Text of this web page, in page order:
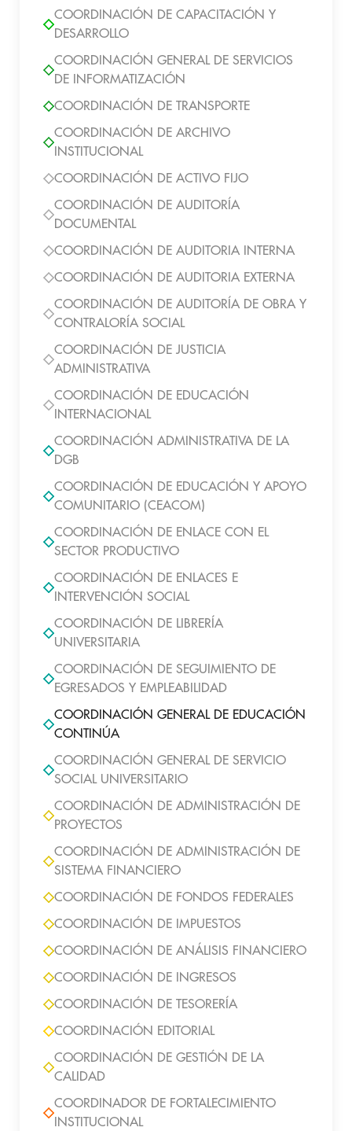
COORDINACIÓN DE CAPACITACIÓN Y
DESARROLLO
COORDINACIÓN GENERAL DE SERVICIOS
DE INFORMATIZACIÓN
COORDINACIÓN DE TRANSPORTE
COORDINACIÓN DE ARCHIVO
INSTITUCIONAL
COORDINACIÓN DE ACTIVO FIJO
COORDINACIÓN DE AUDITORÍA
DOCUMENTAL
COORDINACIÓN DE AUDITORIA INTERNA
COORDINACIÓN DE AUDITORIA EXTERNA
COORDINACIÓN DE AUDITORÍA DE OBRA Y
CONTRALORÍA SOCIAL
COORDINACIÓN DE JUSTICIA
ADMINISTRATIVA
COORDINACIÓN DE EDUCACIÓN
INTERNACIONAL
COORDINACIÓN ADMINISTRATIVA DE LA
DGB
COORDINACIÓN DE EDUCACIÓN Y APOYO
COMUNITARIO (CEACOM)
COORDINACIÓN DE ENLACE CON EL
SECTOR PRODUCTIVO
COORDINACIÓN DE ENLACES E
INTERVENCIÓN SOCIAL
COORDINACIÓN DE LIBRERÍA
UNIVERSITARIA
COORDINACIÓN DE SEGUIMIENTO DE
EGRESADOS Y EMPLEABILIDAD
COORDINACIÓN GENERAL DE EDUCACIÓN
CONTINÚA
COORDINACIÓN GENERAL DE SERVICIO
SOCIAL UNIVERSITARIO
COORDINACIÓN DE ADMINISTRACIÓN DE
PROYECTOS
COORDINACIÓN DE ADMINISTRACIÓN DE
SISTEMA FINANCIERO
COORDINACIÓN DE FONDOS FEDERALES
COORDINACIÓN DE IMPUESTOS
COORDINACIÓN DE ANÁLISIS FINANCIERO
COORDINACIÓN DE INGRESOS
COORDINACIÓN DE TESORERÍA
COORDINACIÓN EDITORIAL
COORDINACIÓN DE GESTIÓN DE LA
CALIDAD
COORDINADOR DE FORTALECIMIENTO
INSTITUCIONAL